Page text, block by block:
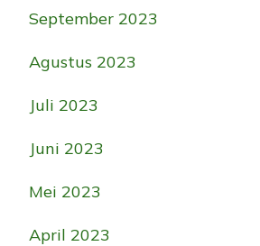
September 2023
Agustus 2023
Juli 2023
Juni 2023
Mei 2023
April 2023